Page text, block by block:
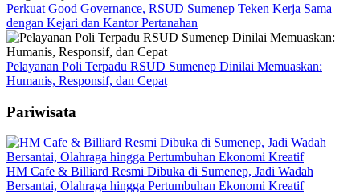
Perkuat Good Governance, RSUD Sumenep Teken Kerja Sama
dengan Kejari dan Kantor Pertanahan
Pelayanan Poli Terpadu RSUD Sumenep Dinilai Memuaskan:
Humanis, Responsif, dan Cepat
Pariwisata
HM Cafe & Billiard Resmi Dibuka di Sumenep, Jadi Wadah
Bersantai, Olahraga hingga Pertumbuhan Ekonomi Kreatif